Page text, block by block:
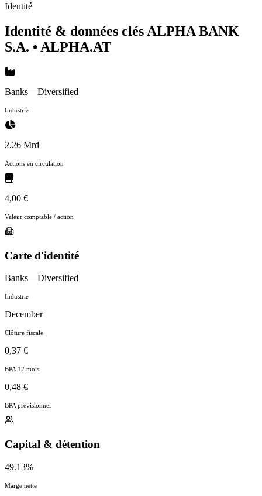
Identité
Identité & données clés ALPHA BANK
S.A. • ALPHA.AT
Banks—Diversified
Industrie
2.26 Mrd
Actions en circulation
4,00 €
Valeur comptable / action
Carte d'identité
Banks—Diversified
Industrie
December
Clôture fiscale
0,37 €
BPA 12 mois
0,48 €
BPA prévisionnel
Capital & détention
49.13%
Marge nette